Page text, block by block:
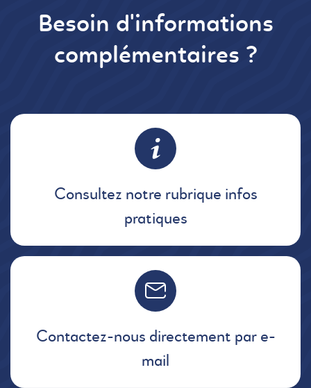
Besoin d'informations
complémentaires ?
Consultez notre rubrique infos
pratiques
Contactez-nous directement par e-
mail